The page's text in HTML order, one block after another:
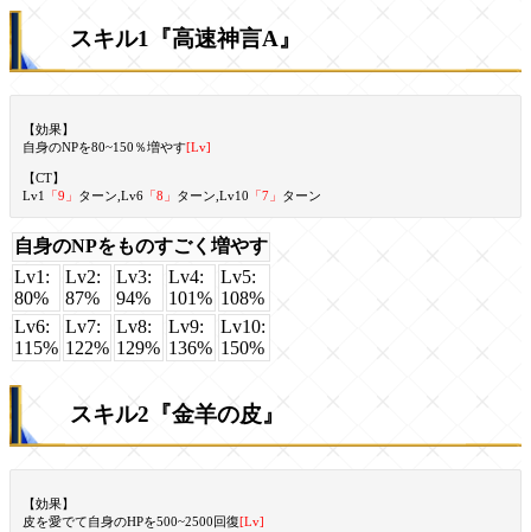
スキル1『高速神言A』
【効果】
自身のNPを80~150％増やす[Lv]
【CT】
Lv1
「9」 ターン,Lv6 「8」 ターン,Lv10 「7」 ターン
自身のNPをものすごく増やす
Lv1:
80%
Lv2:
87%
Lv3:
94%
Lv4:
101%
Lv5:
108%
Lv6:
115%
Lv7:
122%
Lv8:
129%
Lv9:
136%
Lv10:
150%
スキル2『金羊の皮』
【効果】
皮を愛でて自身のHPを500~2500回復[Lv]